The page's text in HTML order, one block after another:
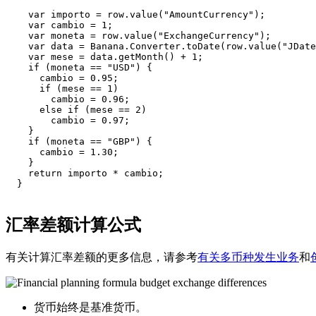
    var importo = row.value("AmountCurrency");
    var cambio = 1;
    var moneta = row.value("ExchangeCurrency");
var data =
    var mese = data.getMonth() + 1;
    if (moneta == "USD") {
      cambio = 0.95;
      if (mese == 1)
        cambio = 0.96;
      else if (mese == 2)
        cambio = 0.97;
    }
    if (moneta == "GBP") {
      cambio = 1.30;
    }
    return importo * cambio;
  }
汇率差额计算公式
有关计算汇率差额的更多信息，请参考有关多币种发生业务和
货币始终是基准货币。